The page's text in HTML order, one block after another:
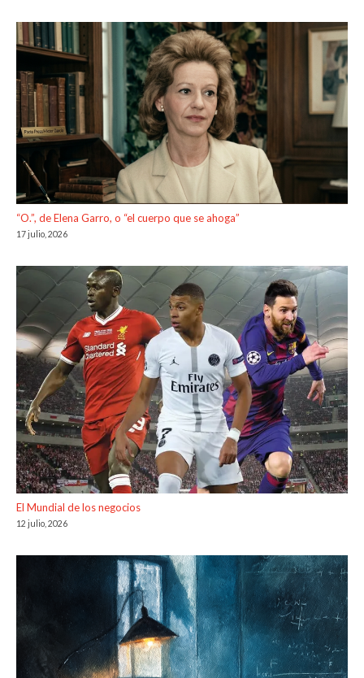
“O.”, de Elena Garro, o “el cuerpo que se ahoga”
17 julio, 2026
El Mundial de los negocios
12 julio, 2026